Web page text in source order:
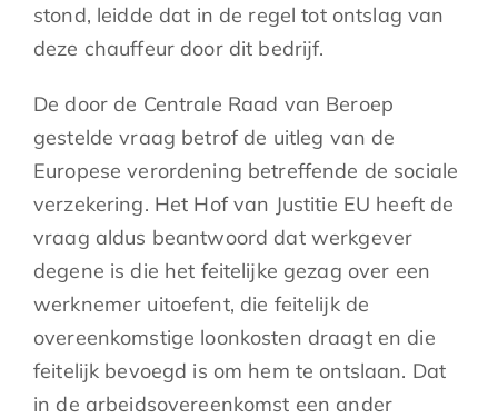
stond, leidde dat in de regel tot ontslag van
deze chauffeur door dit bedrijf.
De door de Centrale Raad van Beroep
gestelde vraag betrof de uitleg van de
Europese verordening betreffende de sociale
verzekering. Het Hof van Justitie EU heeft de
vraag aldus beantwoord dat werkgever
degene is die het feitelijke gezag over een
werknemer uitoefent, die feitelijk de
overeenkomstige loonkosten draagt en die
feitelijk bevoegd is om hem te ontslaan. Dat
in de arbeidsovereenkomst een ander